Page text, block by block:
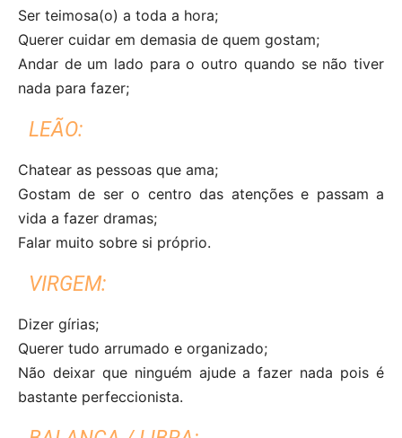
Ser teimosa(o) a toda a hora;
Querer cuidar em demasia de quem gostam;
Andar de um lado para o outro quando se não tiver
nada para fazer;
LEÃO:
Chatear as pessoas que ama;
Gostam de ser o centro das atenções e passam a
vida a fazer dramas;
Falar muito sobre si próprio.
VIRGEM:
Dizer gírias;
Querer tudo arrumado e organizado;
Não deixar que ninguém ajude a fazer nada pois é
bastante perfeccionista.